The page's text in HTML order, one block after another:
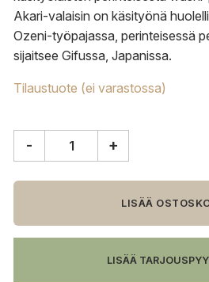
Akari-valaisin on käsityönä
Ozeni-työpajassa, perinteisessä
sijaitsee Gifussa, Japanissa.
Tilaustuote (ei varastossa)
BB3-
lattiavalaisin
määrä
- +
LISÄÄ
LISÄÄ